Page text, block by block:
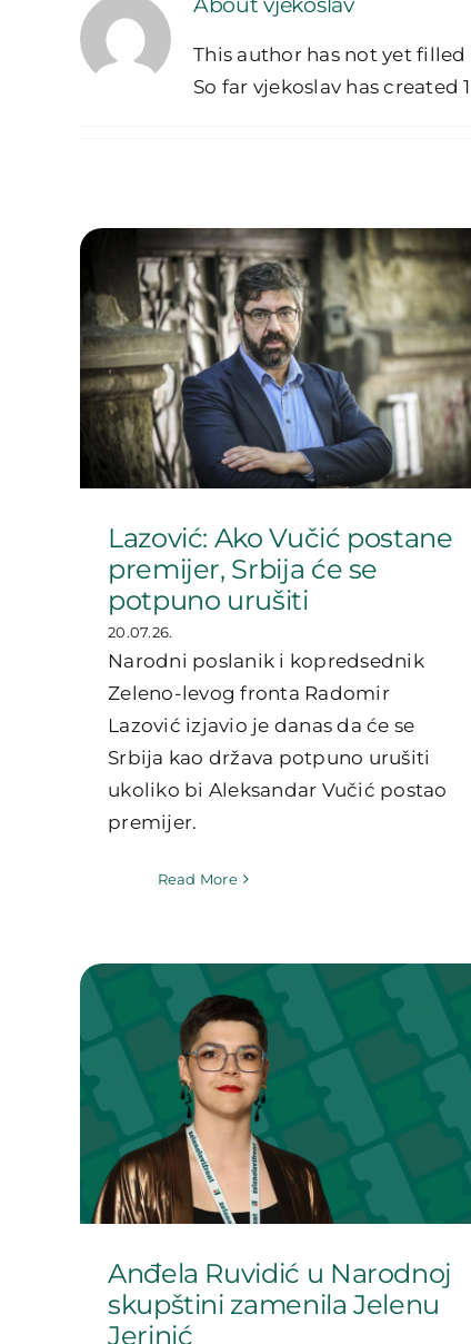
This author has not yet filled
So far vjekoslav has created
Lazović: Ako Vučić postane
premijer, Srbija će se
potpuno urušiti
20.07.26.
Narodni poslanik i kopredsednik
Zeleno-levog fronta Radomir
Lazović izjavio je danas da će se
Srbija kao država potpuno urušiti
ukoliko bi Aleksandar Vučić postao
premijer.
Read More
Anđela Ruvidić u Narodnoj
skupštini zamenila Jelenu
Jerinić